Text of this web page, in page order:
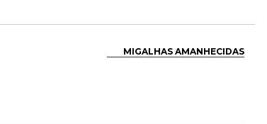
MIGALHAS AMANHECIDAS